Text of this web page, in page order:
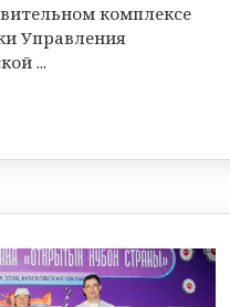
комплексе
Управления
...